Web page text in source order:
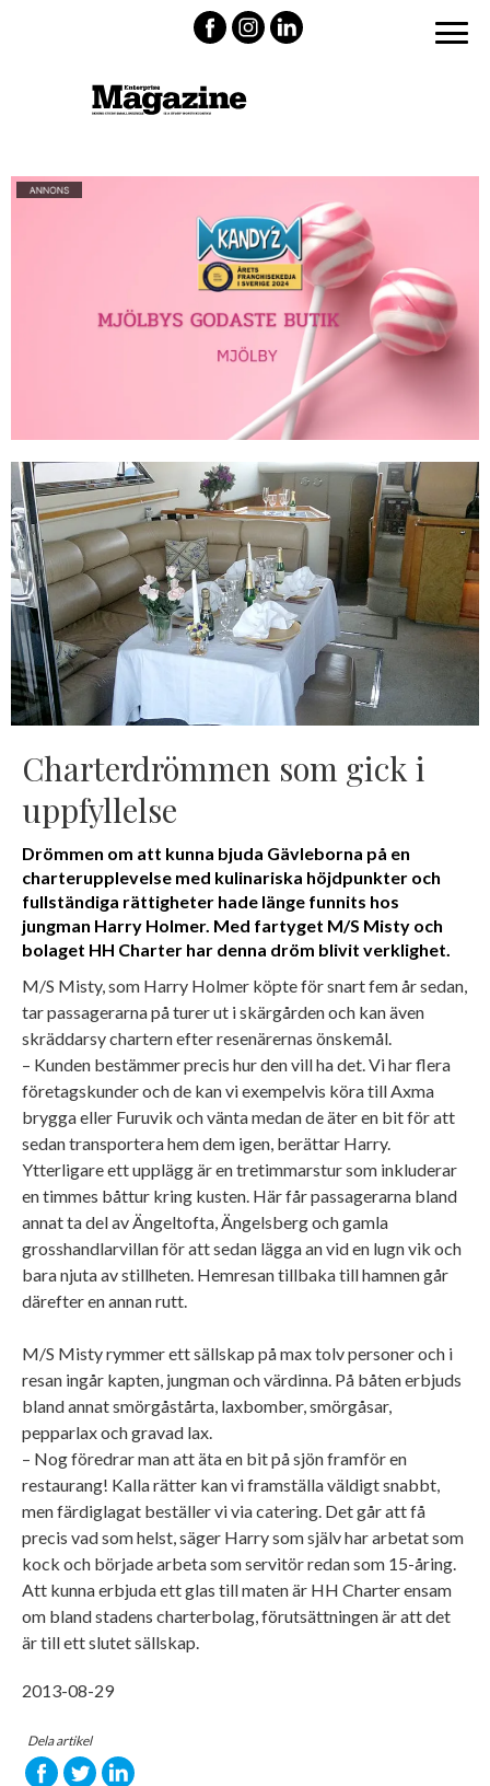
Charterdrömmen som gick i
uppfyllelse
Drömmen om att kunna bjuda Gävleborna på en
charterupplevelse med kulinariska höjdpunkter och
fullständiga rättigheter hade länge funnits hos
jungman Harry Holmer. Med fartyget M/S Misty och
bolaget HH Charter har denna dröm blivit verklighet.
M/S Misty, som Harry Holmer köpte för snart fem år sedan,
tar passagerarna på turer ut i skärgården och kan även
skräddarsy chartern efter resenärernas önskemål.
– Kunden bestämmer precis hur den vill ha det. Vi har flera
företagskunder och de kan vi exempelvis köra till Axma
brygga eller Furuvik och vänta medan de äter en bit för att
sedan transportera hem dem igen, berättar Harry.
Ytterligare ett upplägg är en tretimmarstur som inkluderar
en timmes båttur kring kusten. Här får passagerarna bland
annat ta del av Ängeltofta, Ängelsberg och gamla
grosshandlarvillan för att sedan lägga an vid en lugn vik och
bara njuta av stillheten. Hemresan tillbaka till hamnen går
därefter en annan rutt.
M/S Misty rymmer ett sällskap på max tolv personer och i
resan ingår kapten, jungman och värdinna. På båten erbjuds
bland annat smörgåstårta, laxbomber, smörgåsar,
pepparlax och gravad lax.
– Nog föredrar man att äta en bit på sjön framför en
restaurang! Kalla rätter kan vi framställa väldigt snabbt,
men färdiglagat beställer vi via catering. Det går att få
precis vad som helst, säger Harry som själv har arbetat som
kock och började arbeta som servitör redan som 15-åring.
Att kunna erbjuda ett glas till maten är HH Charter ensam
om bland stadens charterbolag, förutsättningen är att det
är till ett slutet sällskap.
2013-08-29
Dela artikel